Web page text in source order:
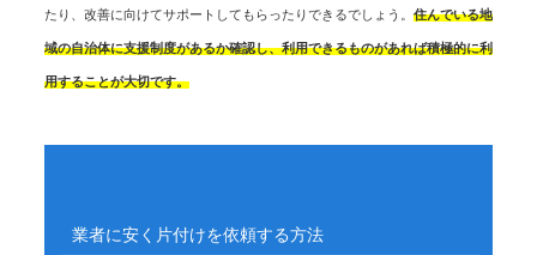
たり、改善に向けてサポートしてもらったりできるでしょう。 住んでいる地
域の自治体に支援制度があるか確認し、利用できるものがあれば積極的に利
用することが大切です。
業者に安く片付けを依頼する方法